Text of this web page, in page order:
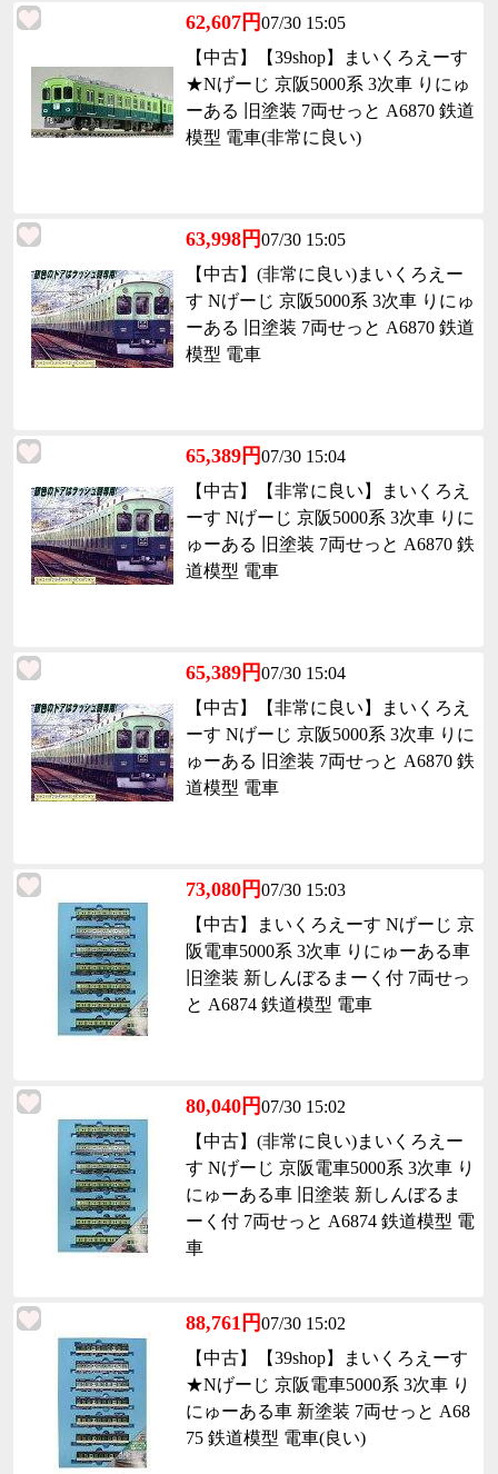
62,607円07/30 15:05
【中古】【39shop】まいくろえーす
★Nげーじ 京阪5000系 3次車 りにゅ
ーある 旧塗装 7両せっと A6870 鉄道
模型 電車(非常に良い)
63,998円07/30 15:05
【中古】(非常に良い)まいくろえー
す Nげーじ 京阪5000系 3次車 りにゅ
ーある 旧塗装 7両せっと A6870 鉄道
模型 電車
65,389円07/30 15:04
【中古】【非常に良い】まいくろえ
ーす Nげーじ 京阪5000系 3次車 りに
ゅーある 旧塗装 7両せっと A6870 鉄
道模型 電車
65,389円07/30 15:04
【中古】【非常に良い】まいくろえ
ーす Nげーじ 京阪5000系 3次車 りに
ゅーある 旧塗装 7両せっと A6870 鉄
道模型 電車
73,080円07/30 15:03
【中古】まいくろえーす Nげーじ 京
阪電車5000系 3次車 りにゅーある車
旧塗装 新しんぼるまーく付 7両せっ
と A6874 鉄道模型 電車
80,040円07/30 15:02
【中古】(非常に良い)まいくろえー
す Nげーじ 京阪電車5000系 3次車 り
にゅーある車 旧塗装 新しんぼるま
ーく付 7両せっと A6874 鉄道模型 電
車
88,761円07/30 15:02
【中古】【39shop】まいくろえーす
★Nげーじ 京阪電車5000系 3次車 り
にゅーある車 新塗装 7両せっと A68
75 鉄道模型 電車(良い)